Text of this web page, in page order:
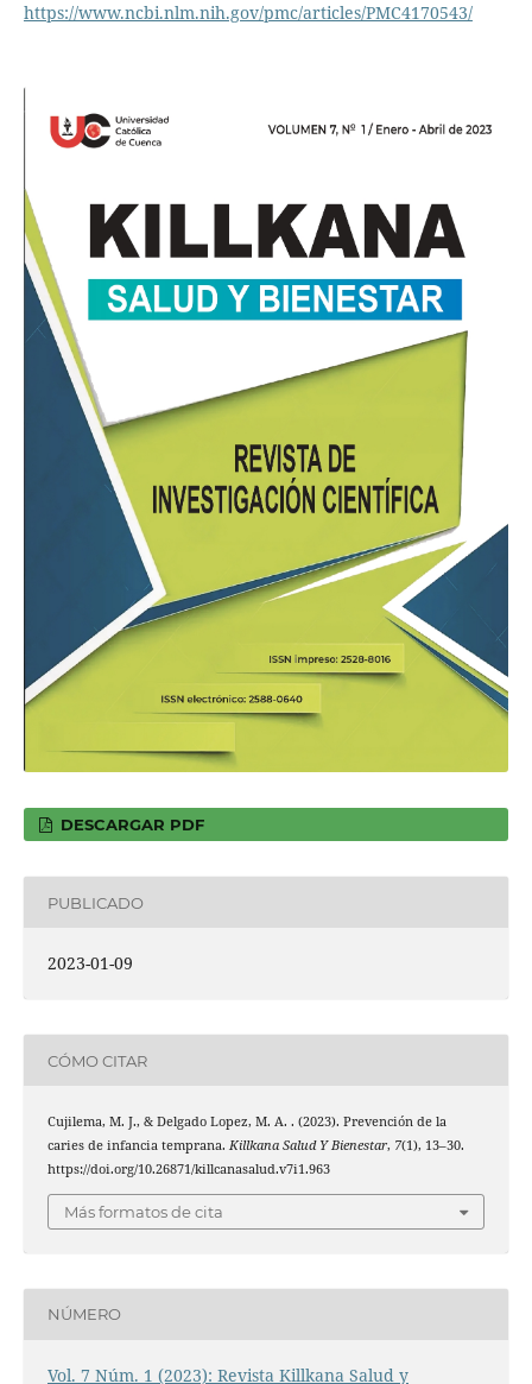
https://www.ncbi.nlm.nih.gov/pmc/articles/PMC4170543/
DESCARGAR PDF
PUBLICADO
2023-01-09
CÓMO CITAR
Cujilema, M. J., & Delgado Lopez, M. A. . (2023). Prevención de la
caries de infancia temprana. Killkana Salud Y Bienestar, 7(1), 13–30.
https://doi.org/10.26871/killcanasalud.v7i1.963
Más formatos de cita
NÚMERO
Vol. 7 Núm. 1 (2023): Revista Killkana Salud y